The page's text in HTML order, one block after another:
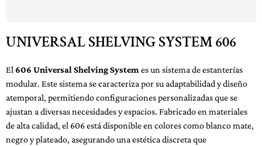
UNIVERSAL SHELVING SYSTEM 606
El 606 Universal Shelving System es un sistema de estanterías
modular. Este sistema se caracteriza por su adaptabilidad y diseño
atemporal, permitiendo configuraciones personalizadas que se
ajustan a diversas necesidades y espacios. Fabricado en materiales
de alta calidad, el 606 está disponible en colores como blanco mate,
negro y plateado, asegurando una estética discreta que